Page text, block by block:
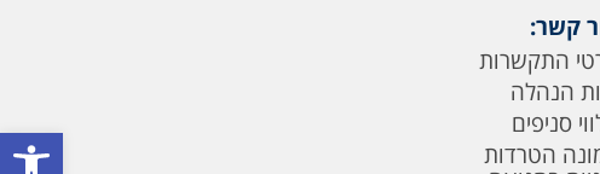
פתח
קשר:
התקשרות
הנהלה
סניפים
הטרדות